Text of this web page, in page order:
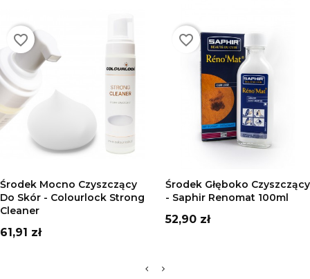
Środek Mocno Czyszczący
Do Skór - Colourlock Strong
Cleaner
Cena
61,91 zł
favorite_border
Środek Głęboko Czyszczący
- Saphir Renomat 100ml
Cena
52,90 zł
favorite_border